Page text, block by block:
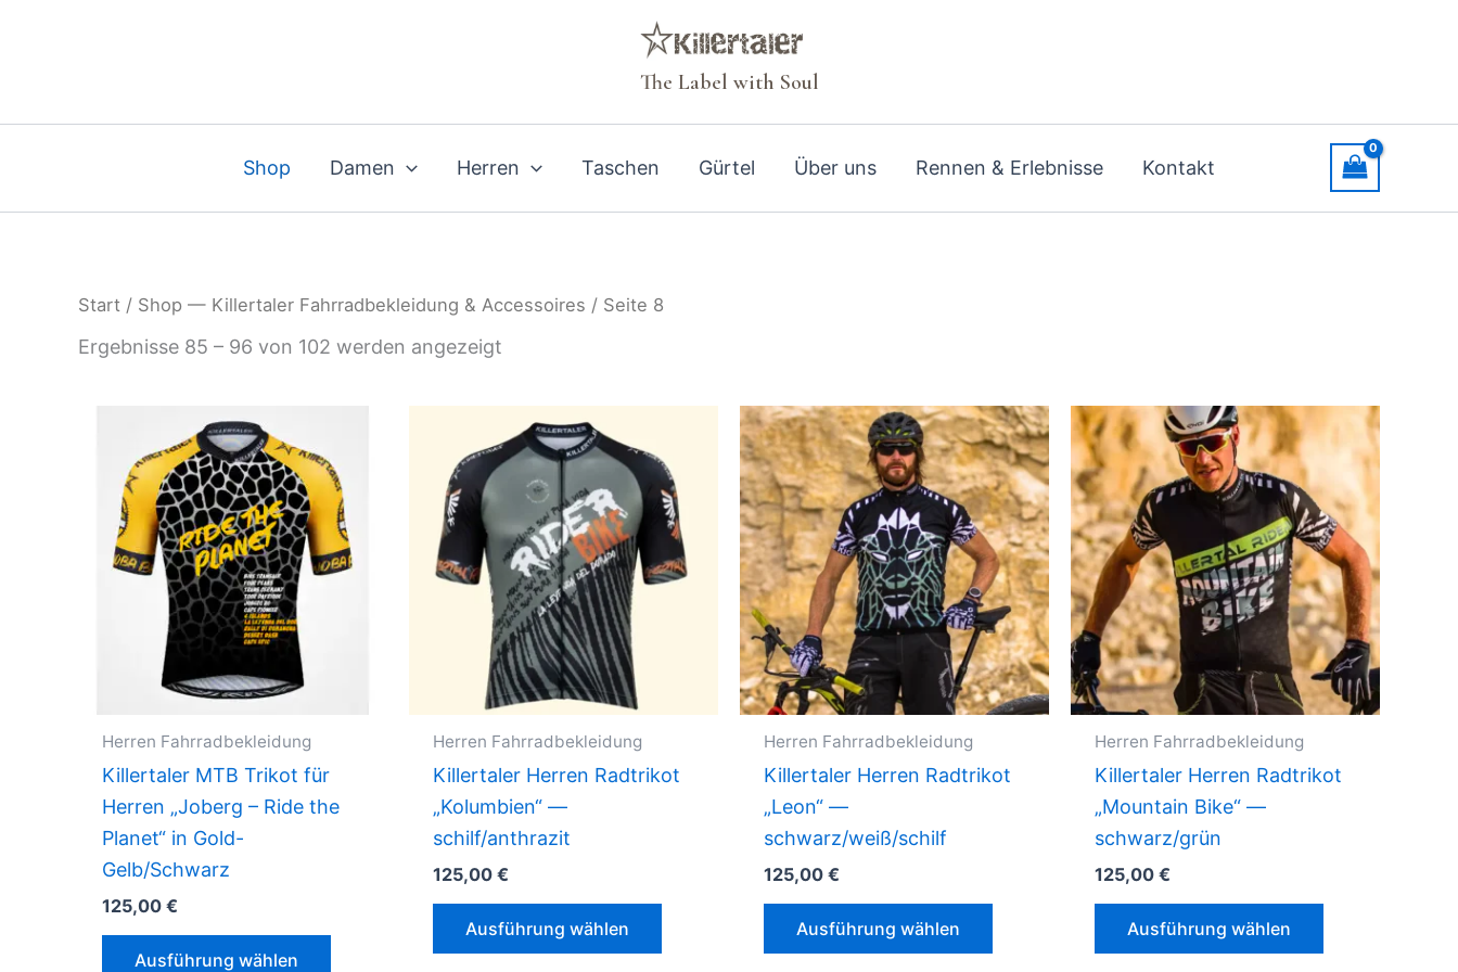
The Label with Soul
Shop Damen Herren Taschen Gürtel Über uns Rennen & Erlebnisse Kontakt
Start / Shop — Killertaler Fahrradbekleidung & Accessoires / Seite 8
Ergebnisse 85 – 96 von 102 werden angezeigt
Herren Fahrradbekleidung
Killertaler MTB Trikot für
Herren „Joberg – Ride the
Planet“ in Gold-
Gelb/Schwarz
125,00 €
Ausführung wählen
Dieses
Herren Fahrradbekleidung
Killertaler Herren Radtrikot
„Kolumbien“ —
schilf/anthrazit
125,00 €
Ausführung wählen
Dieses
Herren Fahrradbekleidung
Killertaler Herren Radtrikot
„Leon“ —
schwarz/weiß/schilf
125,00 €
Ausführung wählen
Dieses
Herren Fahrradbekleidung
Killertaler Herren Radtrikot
„Mountain Bike“ —
schwarz/grün
125,00 €
Ausführung wählen
Dieses